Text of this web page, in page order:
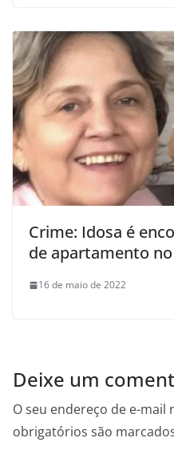
Crime: Idosa é
de apartamento
16 de maio de 2022
Deixe um
O seu endereço de e-mail
obrigatórios são